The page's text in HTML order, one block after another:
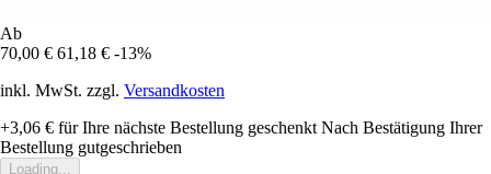
Ab
70,00 € 61,18 € -13%
inkl. MwSt. zzgl. Versandkosten
+3,06 € für Ihre nächste Bestellung geschenkt Nach Bestätigung Ihrer
Bestellung gutgeschrieben
Loading...